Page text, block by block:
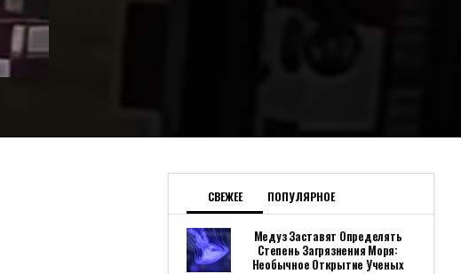
СВЕЖЕЕ ПОПУЛЯРНОЕ
Медуз Заставят Определять
Степень Загрязнения Моря:
Необычное Открытие Ученых